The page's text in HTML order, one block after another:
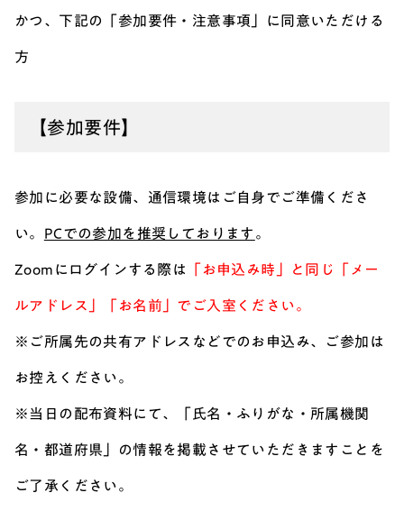
かつ、下記の「参加要件・注意事項」に同意いただける
方
【参加要件】
参加に必要な設備、通信環境はご自身でご準備くださ
い。 PCでの参加を推奨しております 。
Zoomにログインする際は 「お申込み時」と同じ「メー
ルアドレス」「お名前」でご入室ください。
※ご所属先の共有アドレスなどでのお申込み、ご参加は
お控えください。
※当日の配布資料にて、「氏名・ふりがな・所属機関
名・都道府県」の情報を掲載させていただきますことを
ご了承ください。